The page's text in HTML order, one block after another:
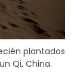
plantados
Qi, China.